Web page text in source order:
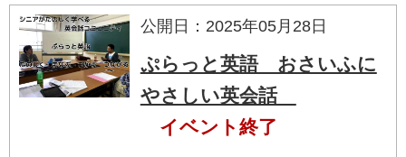
公開日：2025年05月28日
ぷらっと英語 おさいふに
やさしい英会話
イベント終了